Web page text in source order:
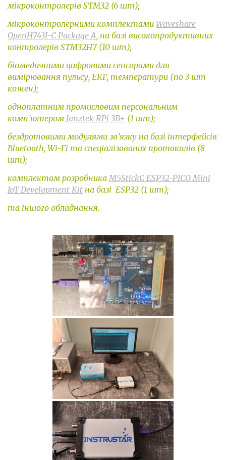
мікроконтролерів STM32 (6 шт);
мікроконтролерними комплектами Waveshare
OpenH743I-C Package A, на базі високопродуктивних
контролерів STM32H7 (10 шт);
біомедичними цифровими сенсорами для
вимірювання пульсу, ЕКГ, температури (по 3 шт
кожен);
одноплатним промисловим персональним
комп’ютером Janztek RPi 3B+ (1 шт);
бездротовими модулями зв’язку на базі інтерфейсів
Bluetooth, Wi-Fi та спеціалізованих протоколів (8
шт);
комплектом розробникаM5StickC ESP32-PICO Mini
IoT Development Kit на базі ESP32 (1 шт);
та іншого обладнання.